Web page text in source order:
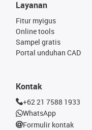
Layanan
Fitur myigus
Online tools
Sampel gratis
Portal unduhan CAD
Kontak
+62 21 7588 1933
WhatsApp
Formulir kontak